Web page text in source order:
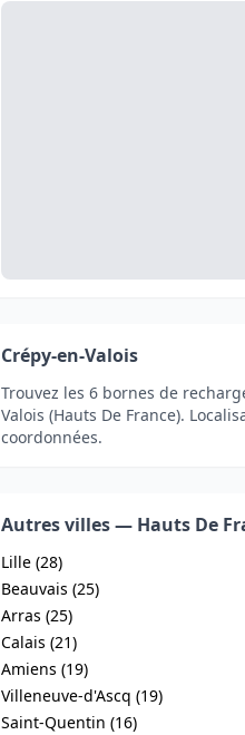
Crépy-en-Valois
Trouvez les 6 bornes de
Valois (Hauts De France).
coordonnées.
Autres villes — Hauts De
Lille (28)
Beauvais (25)
Arras (25)
Calais (21)
Amiens (19)
Villeneuve-d'Ascq (19)
Saint-Quentin (16)